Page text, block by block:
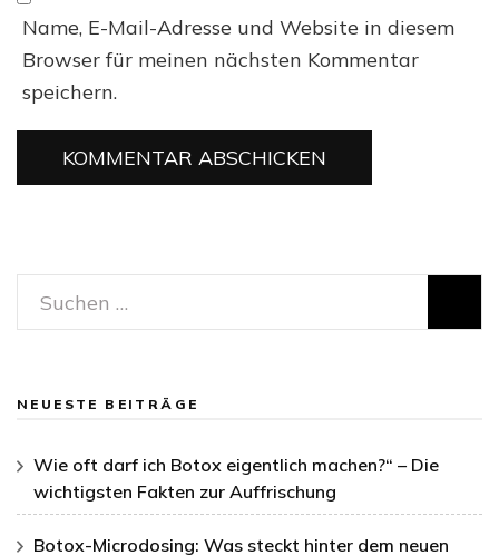
Name, E-Mail-Adresse und Website in diesem
Browser für meinen nächsten Kommentar
speichern.
Suchen
nach:
NEUESTE BEITRÄGE
Wie oft darf ich Botox eigentlich machen?“ – Die
wichtigsten Fakten zur Auffrischung
Botox-Microdosing: Was steckt hinter dem neuen